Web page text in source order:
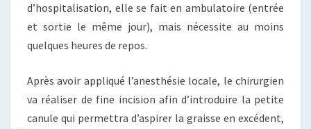
d’hospitalisation, elle se fait en ambulatoire (entrée
et sortie le même jour), mais nécessite au moins
quelques heures de repos.
Après avoir appliqué l’anesthésie locale, le chirurgien
va réaliser de fine incision afin d’introduire la petite
canule qui permettra d’aspirer la graisse en excédent,